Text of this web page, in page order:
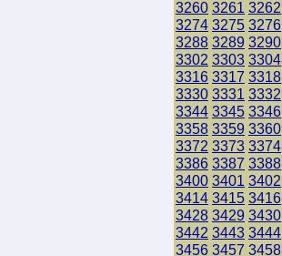
3260 3261 3262
3274 3275 3276
3288 3289 3290
3302 3303 3304
3316 3317 3318
3330 3331 3332
3344 3345 3346
3358 3359 3360
3372 3373 3374
3386 3387 3388
3400 3401 3402
3414 3415 3416
3428 3429 3430
3442 3443 3444
3456 3457 3458